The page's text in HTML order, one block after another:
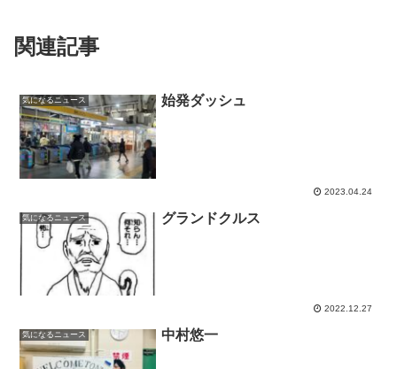
関連記事
気になるニュース 始発ダッシュ
2023.04.24
気になるニュース グランドクルス
2022.12.27
気になるニュース 中村悠一